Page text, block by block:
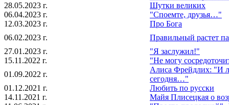
28.05.2023 г.
Шутки великих
06.04.2023 г.
"Споемте, друзья…"
12.03.2023 г.
Про Бога
06.02.2023 г.
Правильный растет
27.01.2023 г.
"Я заслужил!"
15.11.2022 г.
"Не могу
01.09.2022 г.
Алиса Фрейдлих: "И
сегодня…"
01.12.2021 г.
Любить по русски
14.11.2021 г.
Майя Плисецкая о